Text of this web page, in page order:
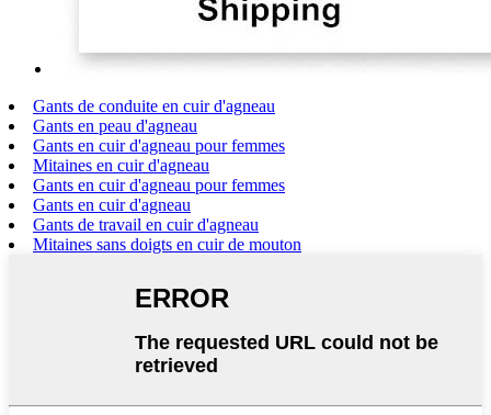
Gants de conduite en cuir d'agneau
Gants en peau d'agneau
Gants en cuir d'agneau pour femmes
Mitaines en cuir d'agneau
Gants en cuir d'agneau pour femmes
Gants en cuir d'agneau
Gants de travail en cuir d'agneau
Mitaines sans doigts en cuir de mouton